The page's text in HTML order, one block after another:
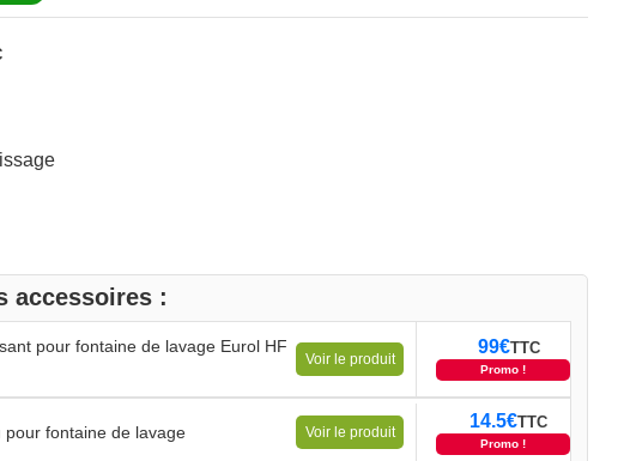
accessoires :
pour fontaine de lavage Eurol HF
Voir le produit
99€TTC
Promo !
pour fontaine de lavage Voir le produit
14.5€TTC
Promo !